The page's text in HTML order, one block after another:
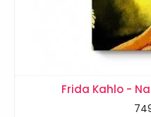
Frida Kahlo -